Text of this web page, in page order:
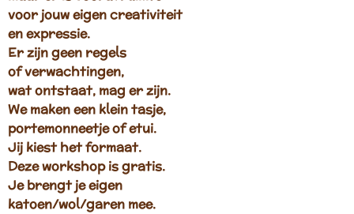
voor jouw eigen creativiteit
en expressie.
Er zijn geen regels
of verwachtingen,
wat ontstaat, mag er zijn.
We maken een klein tasje,
portemonneetje of etui.
Jij kiest het formaat.
Deze workshop is gratis.
Je brengt je eigen
katoen/wol/garen mee.